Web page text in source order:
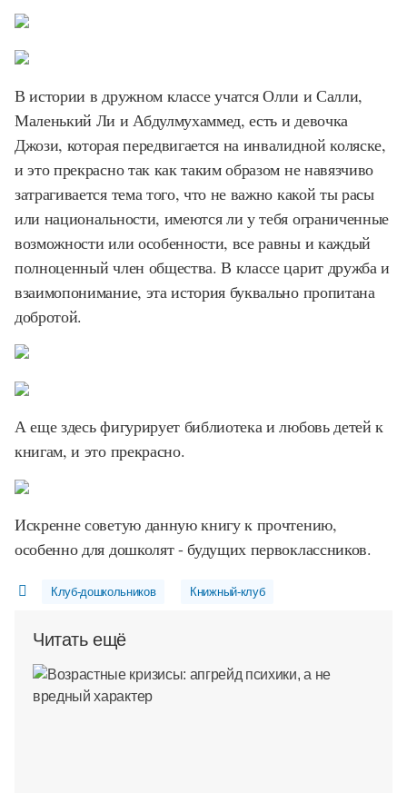
В истории в дружном классе учатся Олли и Салли,
Маленький Ли и Абдулмухаммед, есть и девочка
Джози, которая передвигается на инвалидной коляске,
и это прекрасно так как таким образом не навязчиво
затрагивается тема того, что не важно какой ты расы
или национальности, имеются ли у тебя ограниченные
возможности или особенности, все равны и каждый
полноценный член общества. В классе царит дружба и
взаимопонимание, эта история буквально пропитана
добротой.
А еще здесь фигурирует библиотека и любовь детей к
книгам, и это прекрасно.
Искренне советую данную книгу к прочтению,
особенно для дошколят - будущих первоклассников.
Клуб-дошкольников Книжный-клуб
Читать ещё